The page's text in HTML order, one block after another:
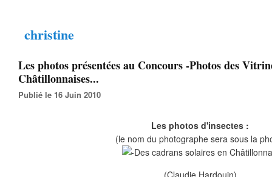
christine
Les photos présentées au Concours -Photos des
Châtillonnaises...
Publié le 16 Juin 2010
Les photos d'insectes :
(le nom du photographe sera sous la
(Claudie Hardouin)